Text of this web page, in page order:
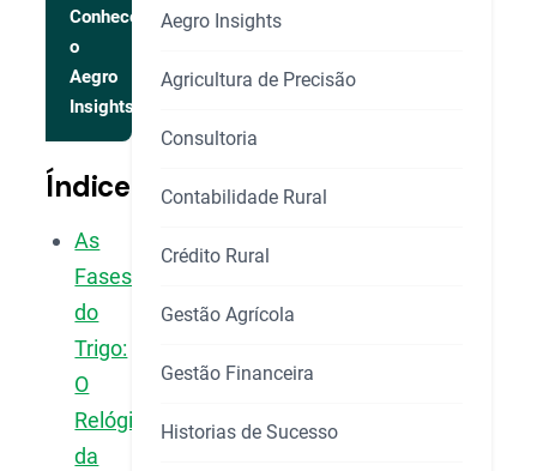
Conhecer
o
Aegro
Insights
Índice
As
Fases
do
Trigo:
O
Relógio
da
Aegro Insights
Agricultura de Precisão
Consultoria
Contabilidade Rural
Crédito Rural
Gestão Agrícola
Gestão Financeira
Historias de Sucesso